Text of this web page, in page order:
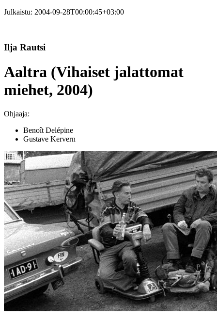
Julkaistu: 2004-09-28T00:00:45+03:00
Ilja Rautsi
Aaltra (Vihaiset jalattomat
miehet, 2004)
Ohjaaja:
Benoît Delépine
Gustave Kervern